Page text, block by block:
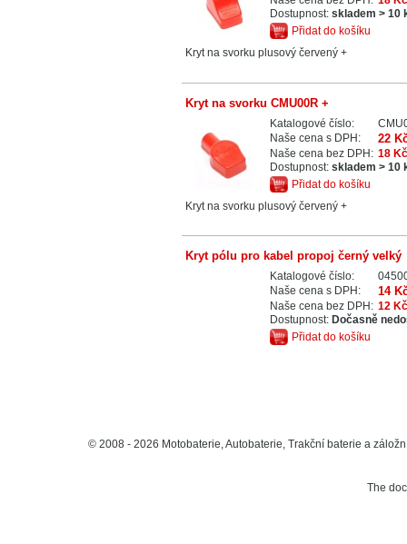
Dostupnost:skladem > 10
Přidat do košíku
Kryt na svorku plusový červený +
Kryt na svorku CMU00R +
Katalogové číslo:
Naše cena s DPH:
22
Naše cena bez DPH: 18
Dostupnost:skladem > 10
Přidat do košíku
Kryt na svorku plusový červený +
Kryt pólu pro kabel propoj černý velký
Katalogové číslo:
Naše cena s DPH:
14
Naše cena bez DPH: 12
Dostupnost: Dočasně
Přidat do košíku
© 2008 - 2026 Motobaterie, Autobaterie, Trakční baterie a
The